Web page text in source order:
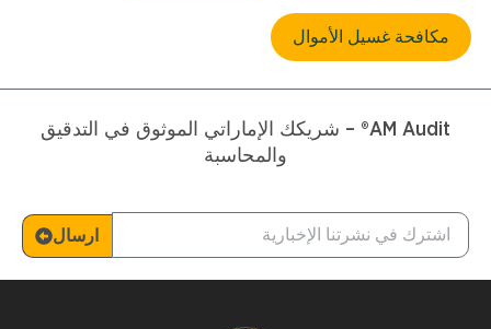
مكافحة غسيل الأموال
AM Audit® – شريكك الإماراتي الموثوق في التدقيق
والمحاسبة
ارسال